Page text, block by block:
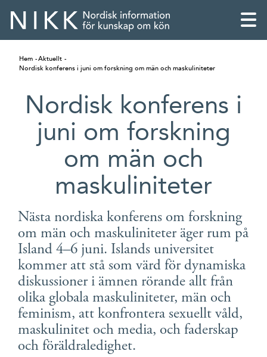
English
Skandinaviska
Suomi
Íslenska
Hem Aktuellt
Nordisk konferens i juni om forskning om män och maskuliniteter
Nordisk konferens i
juni om forskning
om män och
maskuliniteter
Nästa nordiska konferens om forskning
om män och maskuliniteter äger rum på
Island 4–6 juni. Islands universitet
kommer att stå som värd för dynamiska
diskussioner i ämnen rörande allt från
olika globala maskuliniteter, män och
feminism, att konfrontera sexuellt våld,
maskulinitet och media, och faderskap
och föräldraledighet.